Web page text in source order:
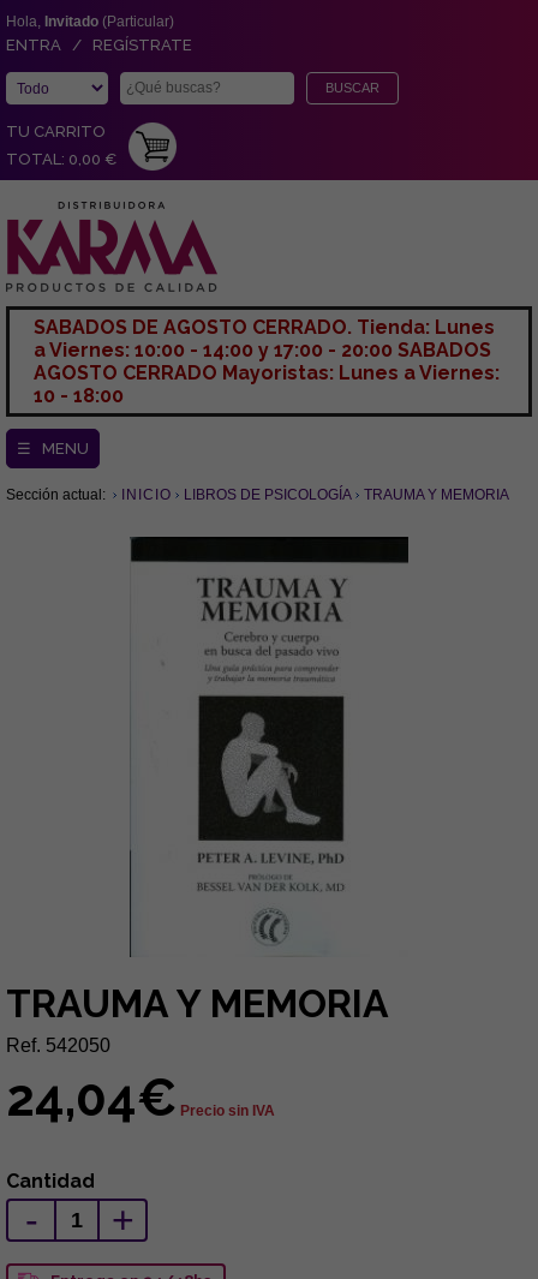
Hola, Invitado (Particular)
ENTRA / REGÍSTRATE
TU CARRITO
TOTAL: 0,00 €
SABADOS DE AGOSTO CERRADO. Tienda: Lunes
a Viernes: 10:00 - 14:00 y 17:00 - 20:00 SABADOS
AGOSTO CERRADO Mayoristas: Lunes a Viernes:
10 - 18:00
☰ MENU
Sección actual: INICIO LIBROS DE PSICOLOGÍA TRAUMA Y MEMORIA
TRAUMA Y MEMORIA
Ref. 542050
24,04€ Precio sin IVA
Cantidad
- +